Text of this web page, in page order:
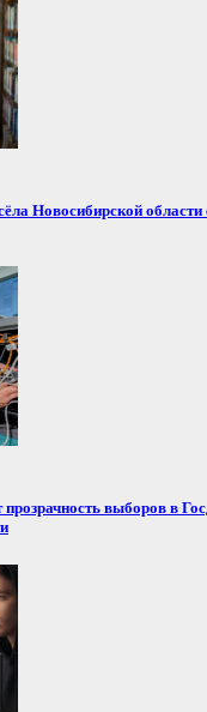
Новосибирской области
прозрачность выборов в